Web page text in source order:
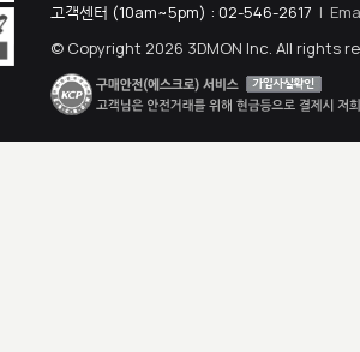
고객센터 (10am~5pm) : 02-546-2617 |
© Copyright 2026 3DMON Inc. All rights